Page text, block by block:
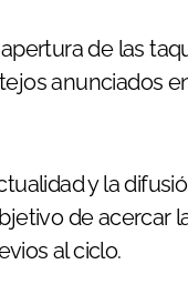
de las
anunciados
y la
de acercar
al ciclo.